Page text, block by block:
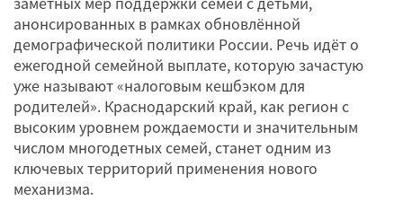
анонсированных в рамках обновлённой
демографической политики России. Речь идёт о
ежегодной семейной выплате, которую зачастую
уже называют «налоговым кешбэком для
родителей». Краснодарский край, как регион с
высоким уровнем рождаемости и значительным
числом многодетных семей, станет одним из
ключевых территорий применения нового
механизма.